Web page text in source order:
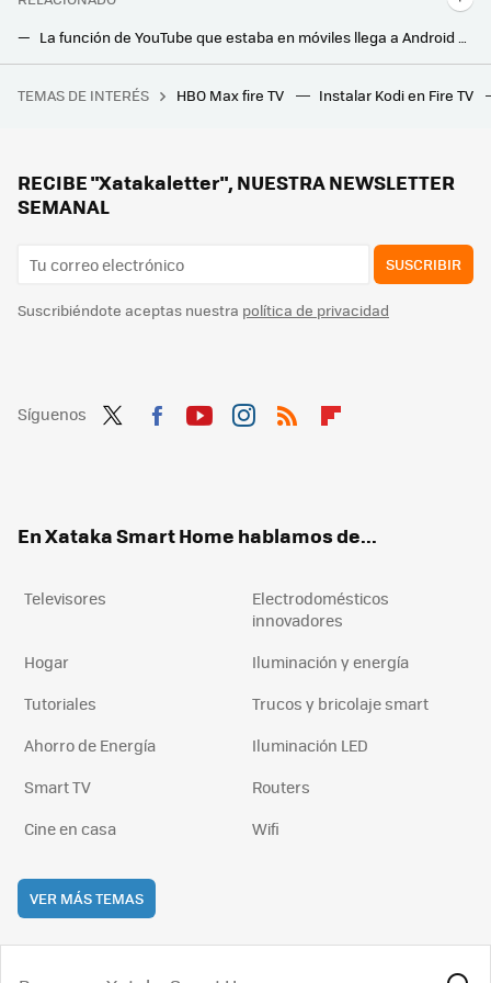
La función de YouTube que estaba en móviles llega a Android TV y Google TV. Así puedes usarla en tu tele y en el Chromecast
IKEA ha lanzado su nuevo producto estrella para el verano. Una lámpara para escuchar música sin cables en cualquier lugar
He tardado años en darme cuenta de que estaba usando mal la WiFi, así configuro ahora mis dispositivos Xiaomi para optimizar mi conexión
TEMAS DE INTERÉS HBO Max fire TV Instalar Kodi en Fire TV
RECIBE "Xatakaletter", NUESTRA NEWSLETTER
SEMANAL
SUSCRIBIR
Suscribiéndote aceptas nuestra política de privacidad
Síguenos
En Xataka Smart Home hablamos de...
Televisores
Electrodomésticos
innovadores
Hogar
Iluminación y energía
Tutoriales
Trucos y bricolaje smart
Ahorro de Energía
Iluminación LED
Smart TV
Routers
Cine en casa
Wifi
VER MÁS TEMAS